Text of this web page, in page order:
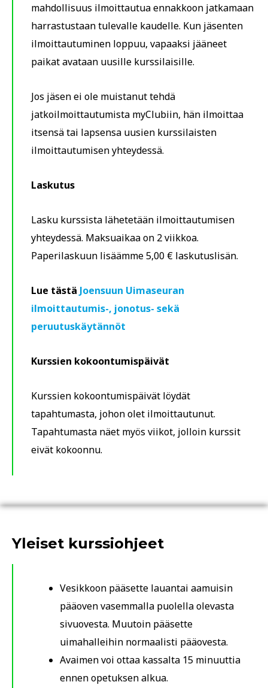
mahdollisuus ilmoittautua ennakkoon jatkamaan
harrastustaan tulevalle kaudelle. Kun jäsenten
ilmoittautuminen loppuu, vapaaksi jääneet
paikat avataan uusille kurssilaisille.
Jos jäsen ei ole muistanut tehdä
jatkoilmoittautumista myClubiin, hän ilmoittaa
itsensä tai lapsensa uusien kurssilaisten
ilmoittautumisen yhteydessä.
Laskutus
Lasku kurssista lähetetään ilmoittautumisen
yhteydessä. Maksuaikaa on 2 viikkoa.
Paperilaskuun lisäämme 5,00 € laskutuslisän.
Lue tästä Joensuun Uimaseuran
ilmoittautumis-, jonotus- sekä
peruutuskäytännöt
Kurssien kokoontumispäivät
Kurssien kokoontumispäivät löydät
tapahtumasta, johon olet ilmoittautunut.
Tapahtumasta näet myös viikot, jolloin kurssit
eivät kokoonnu.
Yleiset kurssiohjeet
Vesikkoon pääsette lauantai aamuisin
pääoven vasemmalla puolella olevasta
sivuovesta. Muutoin pääsette
uimahalleihin normaalisti pääovesta.
Avaimen voi ottaa kassalta 15 minuuttia
ennen opetuksen alkua.